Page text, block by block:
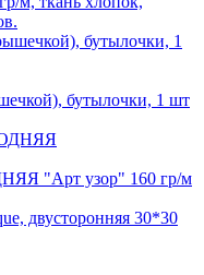
бутылочки, 1 шт
"Арт узор" 160 гр/м